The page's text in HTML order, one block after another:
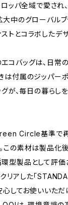
ッパ全域で愛され、
中のグローバルブ
トとコラボしたデ
コバッグは、日常
は付属のジッパー
が、毎日の暮らし
Circle基準で
この素材は製品化
型製品として評価
リアした「
してお使いいただ